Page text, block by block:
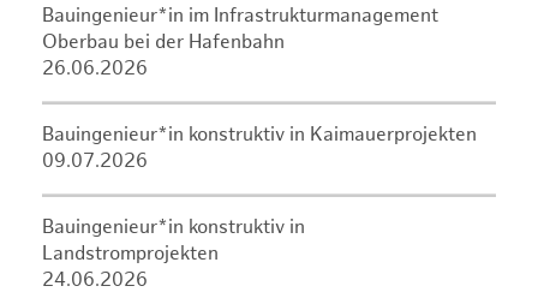
Bauingenieur*in im Infrastrukturmanagement
Oberbau bei der Hafenbahn
26.06.2026
Bauingenieur*in konstruktiv in Kaimauerprojekten
09.07.2026
Bauingenieur*in konstruktiv in
Landstromprojekten
24.06.2026